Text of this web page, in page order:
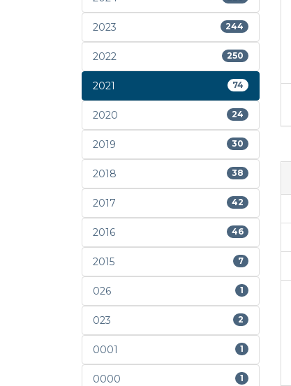
2023 244
2022 250
2021 74
2020 24
2019 30
2018 38
2017 42
2016 46
2015 7
026 1
023 2
0001 1
0000 1